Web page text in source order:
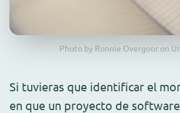
Photo by Ronnie Overgoor on
Si tuvieras que identificar el
en que un proyecto de